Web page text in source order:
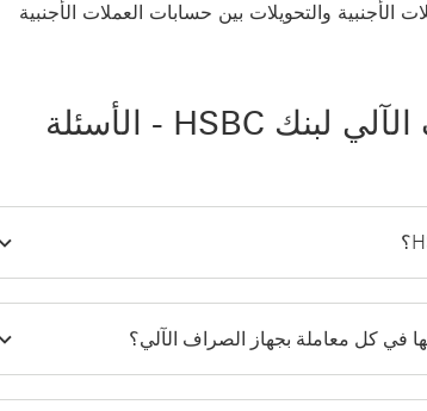
والتحويلات بين حسابات العملات الأجنبية
الإيداع بدون بطاقة في جهاز الصراف الآلي لبنك HSBC - الأسئلة
في كل معاملة بجهاز الصراف الآلي؟